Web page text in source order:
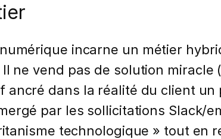
incarne un métier
ne vend pas de solution
dans la réalité du client
par les sollicitations Slack/
technologique » tout en